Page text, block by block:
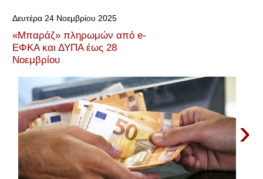
Δευτέρα 24 Νοεμβρίου 2025
«Μπαράζ» πληρωμών από e-
ΕΦΚΑ και ΔΥΠΑ έως 28
Νοεμβρίου
›